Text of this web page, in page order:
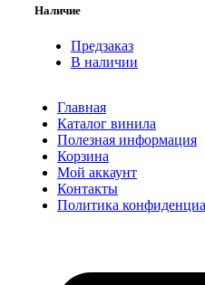
Наличие
Предзаказ
В наличии
Главная
Каталог винила
Полезная информация
Корзина
Мой аккаунт
Контакты
Политика